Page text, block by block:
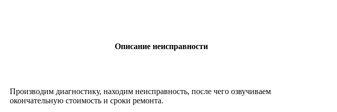
Описание неисправности
Производим диагностику, находим неисправность, после чего озвучиваем
окончательную стоимость и сроки ремонта.